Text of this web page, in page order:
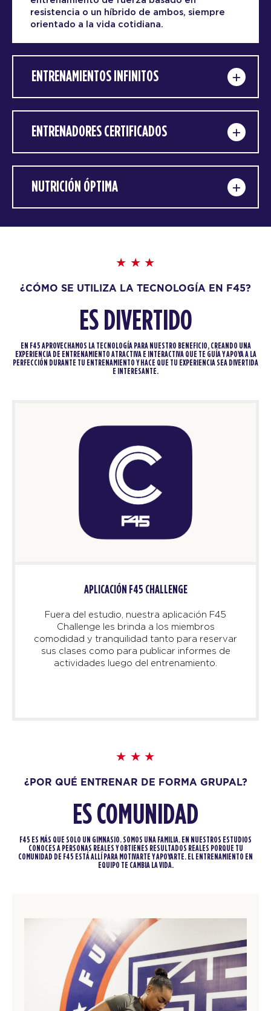
resistencia o un híbrido de ambos, siempre
orientado a la vida cotidiana.
ENTRENAMIENTOS INFINITOS
ENTRENADORES CERTIFICADOS
NUTRICIÓN ÓPTIMA
¿CÓMO SE UTILIZA LA TECNOLOGÍA EN F45?
ES DIVERTIDO
EN F45 APROVECHAMOS LA TECNOLOGÍA PARA NUESTRO BENEFICIO, CREANDO UNA
EXPERIENCIA DE ENTRENAMIENTO ATRACTIVA E INTERACTIVA QUE TE GUÍA Y APOYA A LA
PERFECCIÓN DURANTE TU ENTRENAMIENTO Y HACE QUE TU EXPERIENCIA SEA DIVERTIDA
E INTERESANTE.
APLICACIÓN F45 CHALLENGE
Fuera del estudio, nuestra aplicación F45
Challenge les brinda a los miembros
comodidad y tranquilidad tanto para reservar
sus clases como para publicar informes de
actividades luego del entrenamiento.
¿POR QUÉ ENTRENAR DE FORMA GRUPAL?
ES COMUNIDAD
F45 ES MÁS QUE SOLO UN GIMNASIO. SOMOS UNA FAMILIA. EN NUESTROS ESTUDIOS
CONOCES A PERSONAS REALES Y OBTIENES RESULTADOS REALES PORQUE TU
COMUNIDAD DE F45 ESTÁ ALLÍ PARA MOTIVARTE Y APOYARTE. EL ENTRENAMIENTO EN
EQUIPO TE CAMBIA LA VIDA.